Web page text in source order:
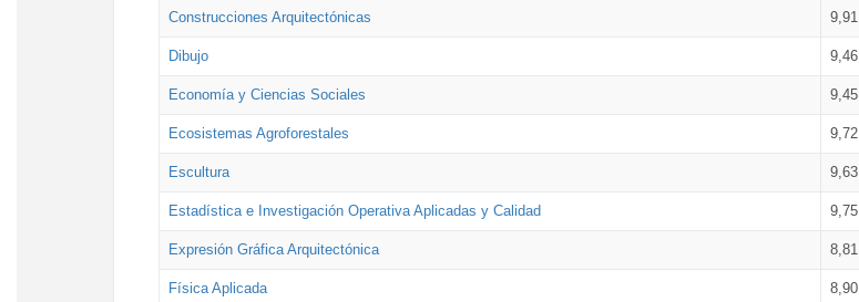
Construcciones Arquitectónicas 9,91
Dibujo 9,46
Economía y Ciencias Sociales 9,45
Ecosistemas Agroforestales 9,72
Escultura 9,63
Estadística e Investigación Operativa Aplicadas y Calidad 9,75
Expresión Gráfica Arquitectónica 8,81
Física Aplicada 8,90